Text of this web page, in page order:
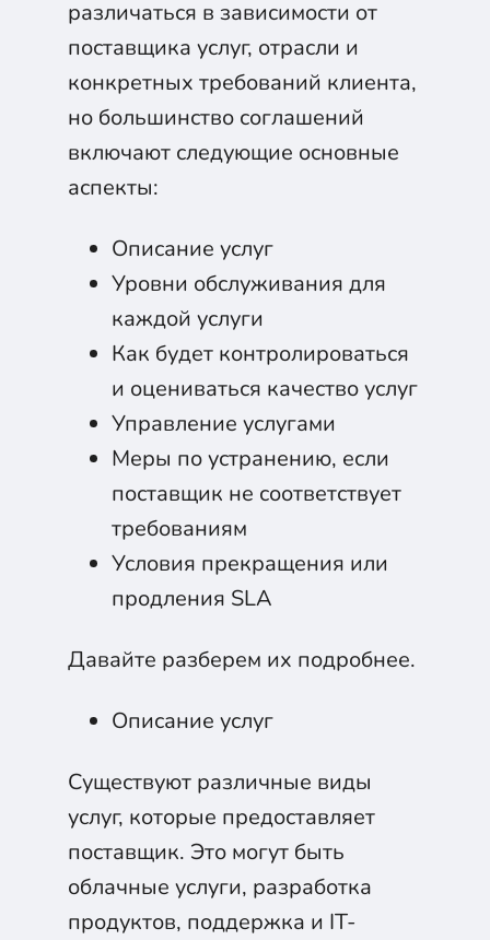
различаться в зависимости от
поставщика услуг, отрасли и
конкретных требований клиента,
но большинство соглашений
включают следующие основные
аспекты:
Описание услуг
Уровни обслуживания для
каждой услуги
Как будет контролироваться
и оцениваться качество услуг
Управление услугами
Меры по устранению, если
поставщик не соответствует
требованиям
Условия прекращения или
продления SLA
Давайте разберем их подробнее.
Описание услуг
Существуют различные виды
услуг, которые предоставляет
поставщик. Это могут быть
облачные услуги, разработка
продуктов, поддержка и IT-